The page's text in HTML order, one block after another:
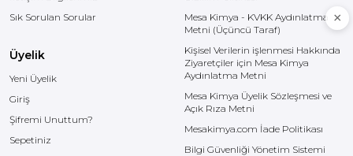
Sık Sorulan Sorular
Üyelik
Yeni Üyelik
Giriş
Şifremi Unuttum?
Sepetiniz
Mesa Kimya - KVKK Aydınlatma
Metni (Üçüncü Taraf)
Kişisel Verilerin işlenmesi Hakkında
Ziyaretçiler için Mesa Kimya
Aydınlatma Metni
Mesa Kimya Üyelik Sözleşmesi ve
Açık Rıza Metni
Mesakimya.com İade Politikası
Bilgi Güvenliği Yönetim Sistemi